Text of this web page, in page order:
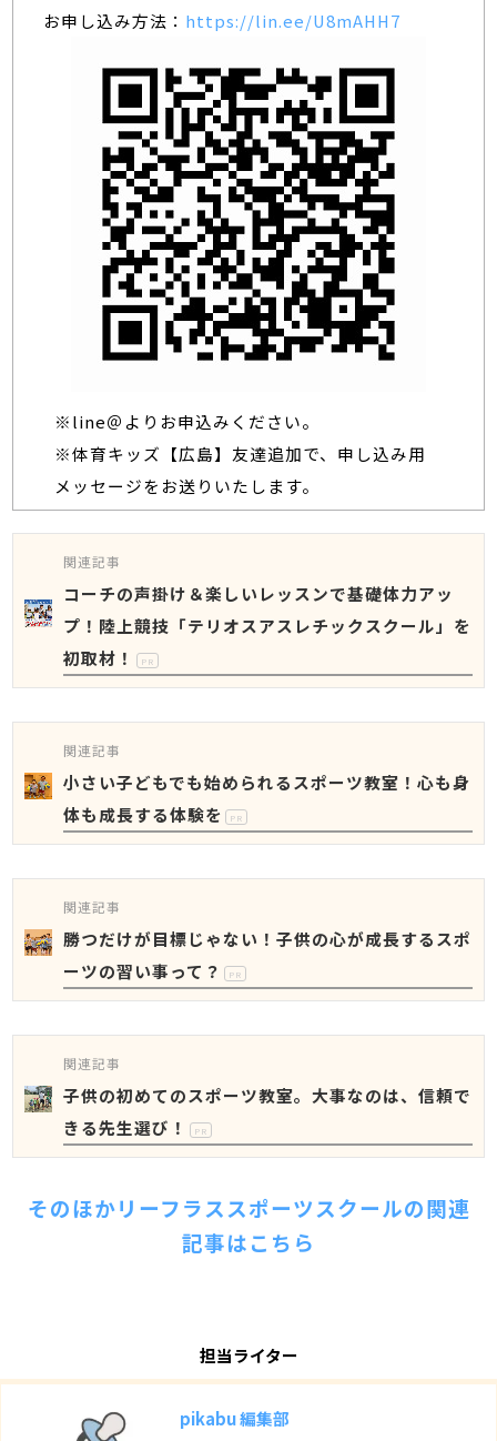
お申し込み方法： https://lin.ee/U8mAHH7
※line＠よりお申込みください。
※体育キッズ【広島】友達追加で、申し込み用
メッセージをお送りいたします。
関連記事
コーチの声掛け＆楽しいレッスンで基礎体力アッ
プ！陸上競技「テリオスアスレチックスクール」を
初取材！
PR
関連記事
小さい子どもでも始められるスポーツ教室！心も身
体も成長する体験を
PR
関連記事
勝つだけが目標じゃない！子供の心が成長するスポ
ーツの習い事って？
PR
関連記事
子供の初めてのスポーツ教室。大事なのは、信頼で
きる先生選び！
PR
そのほかリーフラススポーツスクールの関連
記事はこちら
担当ライター
pikabu 編集部